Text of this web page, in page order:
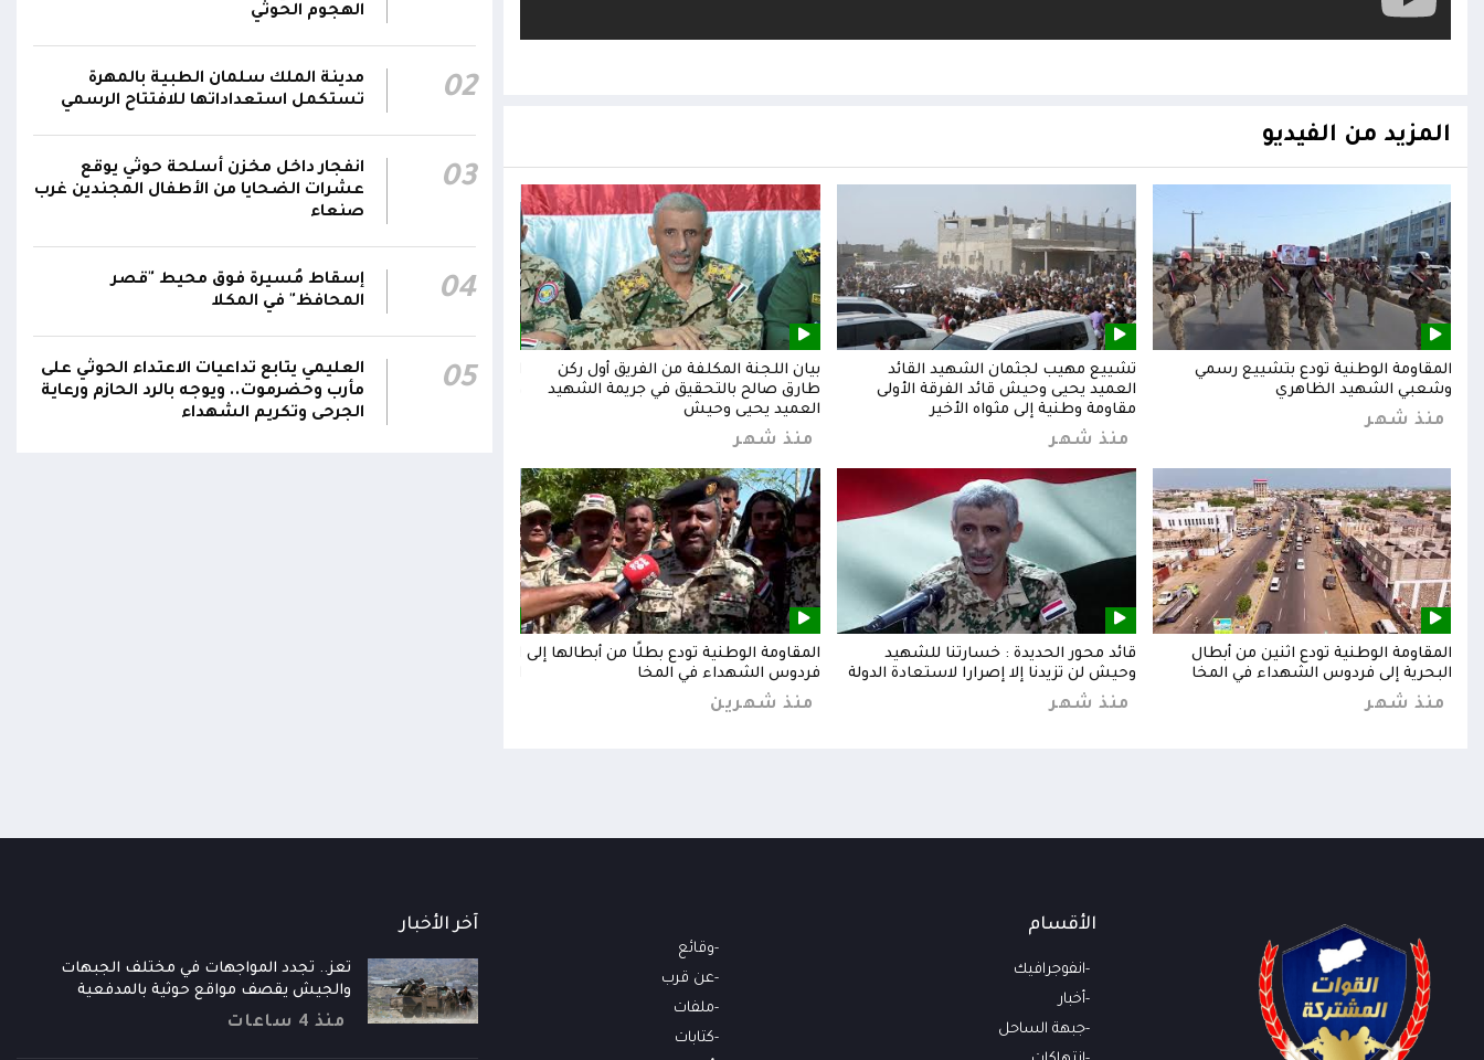
المزيد من الفيديو
المقاومة الوطنية تودع بتشييع رسمي
وشعبي الشهيد الظاهري
منذ شهر
تشييع مهيب لجثمان الشهيد القائد
العميد يحيى وحيش قائد الفرقة الأولى
مقاومة وطنية إلى مثواه الأخير
منذ شهر
بيان اللجنة المكلفة من الفريق أول ركن
طارق صالح بالتحقيق في جريمة الشهيد
العميد يحيى وحيش
منذ شهر
المقاومة الوطنية تودع اثنين من أبطال
البحرية إلى فردوس الشهداء في المخا
منذ شهر
قائد محور الحديدة : خسارتنا للشهيد
وحيش لن تزيدنا إلا إصرارا لاستعادة الدولة
منذ شهر
المقاومة الوطنية تودع بطلًا من أبطالها إلى
فردوس الشهداء في المخا
منذ شهرين
المقاومة الوطنية تودع بتشييع رسمي
وشعبي الشهيد الظاهري
تشييع مهيب لجثمان الشهيد
العميد يحيى وحيش قائد
مقاومة وطنية إلى مثواه الأخير
06:00
يمر استهداف وحداتنا دون رد وسنتعامل مع أي
اعتداء جديد بالإجراءات العسكرية اللازمة والحازمة،
وفقاً لتوجيهات القيادة السياسية والعسكرية
ومقتضيات الموقف العملياتي
الناطق باسم القوات المسلحة: العملية جسدت
وحدة المحاور والقيادة والسيطرة للقوات المسلحة
الهجوم الحوثي
02
مدينة الملك سلمان الطبية بالمهرة
تستكمل استعداداتها للافتتاح الرسمي
03
انفجار داخل مخزن أسلحة حوثي يوقع
عشرات الضحايا من الأطفال المجندين غرب
صنعاء
04
إسقاط مُسيرة فوق محيط "قصر
المحافظ" في المكلا
05
العليمي يتابع تداعيات الاعتداء الحوثي على
مأرب وحضرموت.. ويوجه بالرد الحازم ورعاية
الجرحى وتكريم الشهداء
الأقسام
انفوجرافيك
أخبار
جبهة الساحل
وقائع
عن قرب
ملفات
كتابات
آخر الأخبار
تعز.. تجدد المواجهات في مختلف الجبهات
والجيش يقصف مواقع حوثية بالمدفعية
منذ 4 ساعات